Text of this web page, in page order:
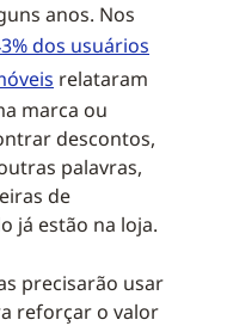
anos. Nos
dos usuários
relataram
marca ou
descontos,
palavras,
de
já estão na loja.
precisarão usar
reforçar o valor